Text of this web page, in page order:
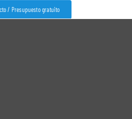
/ Presupuesto gratuito